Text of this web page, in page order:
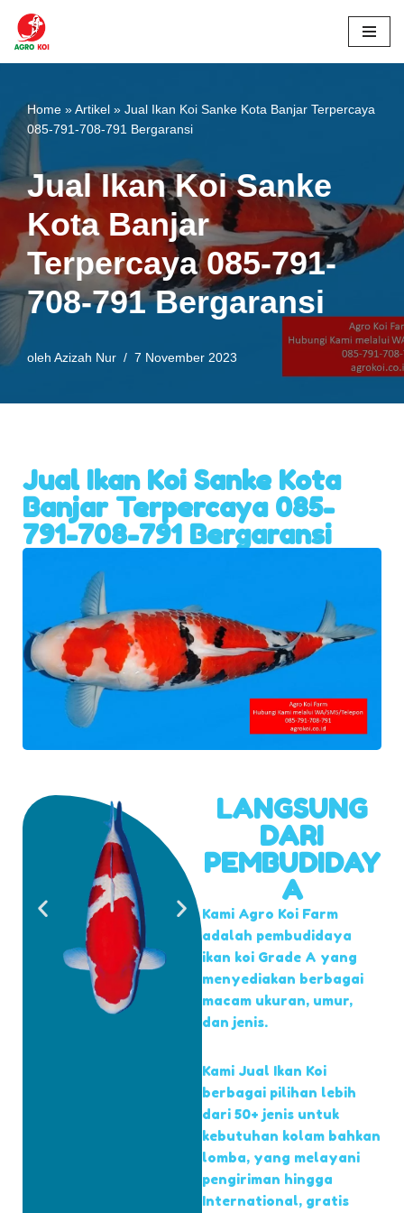
Lompat
Home »Artikel » Jual Ikan Koi Sanke Kota Banjar Terpercaya
085-791-708-791 Bergaransi
Jual Ikan Koi Sanke
Kota Banjar
Terpercaya 085-791-
708-791 Bergaransi
oleh Azizah Nur 7 November 2023
Jual Ikan Koi Sanke Kota
Banjar Terpercaya 085-
791-708-791 Bergaransi
LANGSUNG
DARI
PEMBUDIDAY
A
Kami Agro Koi Farm
adalah pembudidaya
ikan koi Grade A yang
menyediakan berbagai
macam ukuran, umur,
dan jenis.
Kami Jual Ikan Koi
berbagai pilihan lebih
dari 50+ jenis untuk
kebutuhan kolam bahkan
lomba, yang melayani
pengiriman hingga
International, gratis